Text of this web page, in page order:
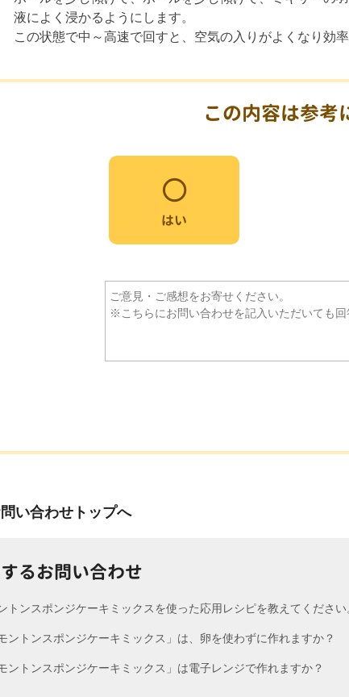
液によく浸かるようにします。
この状態で中～高速で回すと、空気の入りがよくなり効率
この内容は参考
はい
い合わせトップへ
るお問い合わせ
トンスポンジケーキミックスを使った応用レシピを教えてください
モントンスポンジケーキミックス」は、卵を使わずに作れますか？
モントンスポンジケーキミックス」は電子レンジで作れますか？